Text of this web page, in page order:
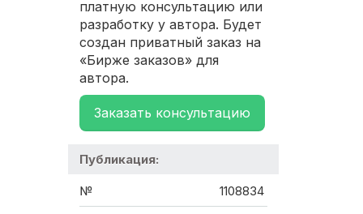
платную консультацию или
разработку у автора. Будет
создан приватный заказ на
«Бирже заказов» для
автора.
Заказать консультацию
Публикация:
№ 1108834